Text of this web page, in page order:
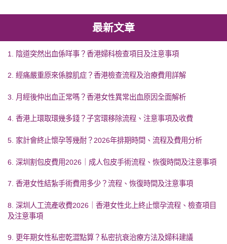
最新文章
1. 陰道突然出血係咩事？香港婦科檢查項目及注意事項
2. 經痛嚴重原來係腺肌症？香港檢查流程及治療費用詳解
3. 月經後仲出血正常嗎？香港女性異常出血原因全面解析
4. 香港上環取環幾多錢？子宮環移除流程、注意事項及收費
5. 家計會終止懷孕等幾耐？2026年排期時間、流程及費用分析
6. 深圳割包皮費用2026｜成人包皮手術流程、恢復時間及注意事項
7. 香港女性結紮手術費用多少？流程、恢復時間及注意事項
8. 深圳人工流產收費2026｜香港女性北上終止懷孕流程、檢查項目
及注意事項
9. 更年期女性私密乾澀點算？私密抗衰治療方法及婦科建議